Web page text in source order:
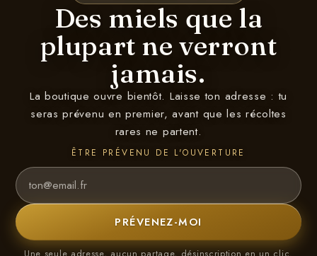
Des miels que la
plupart ne verront
jamais.
La boutique ouvre bientôt. Laisse ton adresse : tu
seras prévenu en premier, avant que les récoltes
rares ne partent.
ÊTRE PRÉVENU DE L'OUVERTURE
PRÉVENEZ-MOI